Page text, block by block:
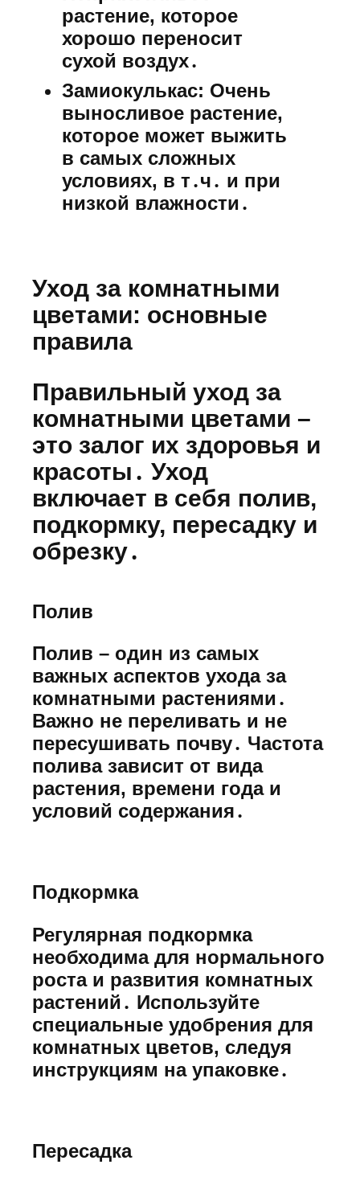
растение, которое
хорошо переносит
сухой воздух․
Замиокулькас: Очень
выносливое растение,
которое может выжить
в самых сложных
условиях, в т․ч․ и при
низкой влажности․
Уход за комнатными
цветами: основные
правила
Правильный уход за
комнатными цветами –
это залог их здоровья и
красоты․ Уход
включает в себя полив,
подкормку, пересадку и
обрезку․
Полив
Полив – один из самых
важных аспектов ухода за
комнатными растениями․
Важно не переливать и не
пересушивать почву․ Частота
полива зависит от вида
растения, времени года и
условий содержания․
Подкормка
Регулярная подкормка
необходима для нормального
роста и развития комнатных
растений․ Используйте
специальные удобрения для
комнатных цветов, следуя
инструкциям на упаковке․
Пересадка